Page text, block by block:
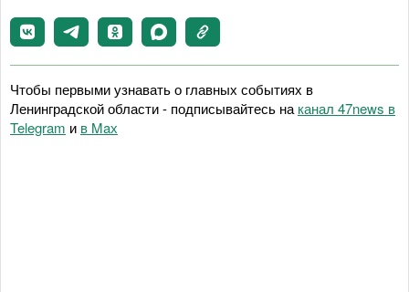
Чтобы первыми узнавать о главных событиях в
Ленинградской области - подписывайтесь на канал 47news в
Telegram и в Maх